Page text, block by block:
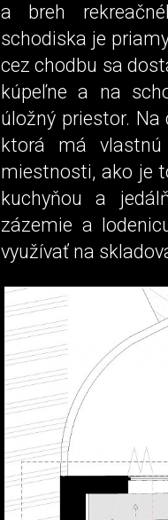
a breh
schodiska je
cez chodbu sa
kúpeľne a na
úložný priestor.
ktorá má
miestnosti, ako je
kuchyňou a
zázemie a
využívať na